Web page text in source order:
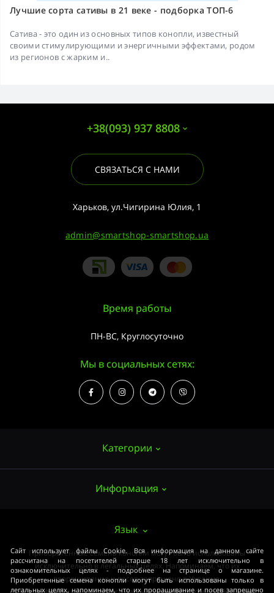
Лучшие сорта сативы в 21 веке - подборка ТОП-6
Сатива - это один из основных типов конопли, известный
своими стимулирующими и энергичными эффектами, родом
из регионов с жарким и..
+38(093) 937 8808
СВЯЗАТЬСЯ С НАМИ
Харьков, ул.Чигирина Юлия, 1
admin@smartshop-smartshop.ua
Категории
ОПТ
Информация
Публичный договор (ОФЕРТА)
Оплата и доставка
Время работы
ПН-ВС, Круглосуточно
Мы в социальных сетях:
Язык
Приобретенные семена конопли могут быть использованы
исключительно в легальных целях. Напоминаем, что их
проращивание и посев запрещено в Украине.
Сайт использует файлы Cookie. Вся информация на данном сайте
рассчитана на посетителей старше 18 лет исключительно в
ознакомительных целях - подробнее на странице о магазине.
Приобретенные семена конопли могут быть использованы только в
легальных целях, напоминаем, что их проращивание и посев запрещено